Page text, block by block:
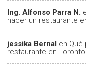
Ing. Alfonso Parra N.
hacer un restaurante
jessika Bernal en Qué
restaurante en